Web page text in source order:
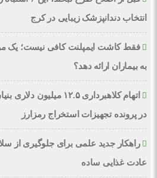
انتخاب دندانپزشک زیبایی در کرج
فقط کاشت ایمپلنت کافی نیست؛ یک
به بیماران ارائه دهد؟
در پرونده تجهیزات استخراج رمزارز
راهکار جدید علمی برای جلوگیری از
عادت غذایی ساده